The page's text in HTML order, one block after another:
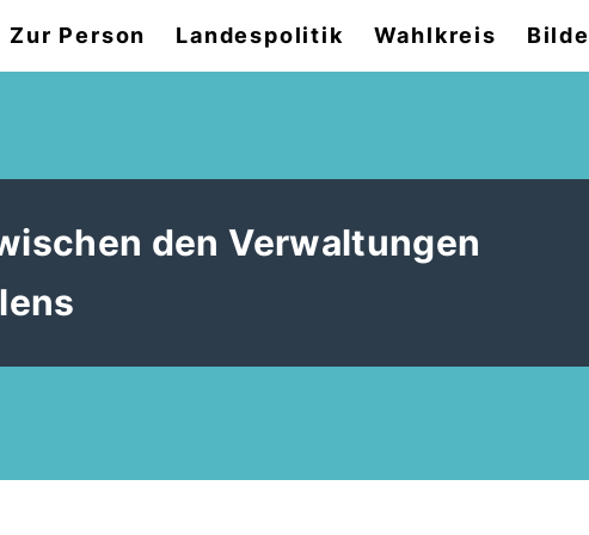
Zur Person Landespolitik Wahlkreis
den Verwaltungen